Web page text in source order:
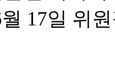
17일 위